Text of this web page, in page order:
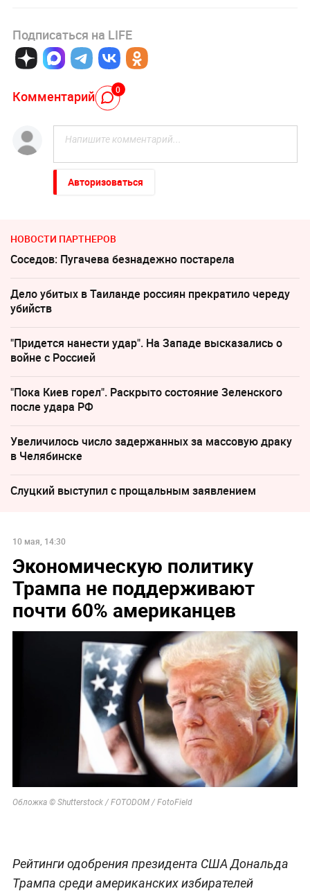
Подписаться на LIFE
Комментарий 0
Авторизоваться
НОВОСТИ ПАРТНЕРОВ
Соседов: Пугачева безнадежно постарела
Дело убитых в Таиланде россиян прекратило череду
убийств
"Придется нанести удар". На Западе высказались о
войне с Россией
"Пока Киев горел". Раскрыто состояние Зеленского
после удара РФ
Увеличилось число задержанных за массовую драку
в Челябинске
Слуцкий выступил с прощальным заявлением
10 мая, 14:30
Экономическую политику
Трампа не поддерживают
почти 60% американцев
Обложка © Shutterstock / FOTODOM / FotoField
Рейтинги одобрения президента США Дональда
Трампа среди американских избирателей